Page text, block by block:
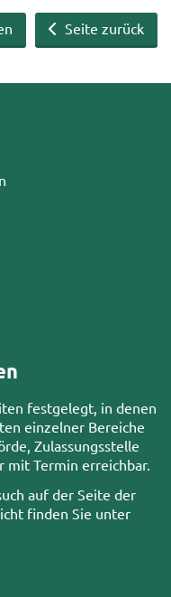
Seite zurück
festgelegt, in denen
einzelner Bereiche
Zulassungsstelle
mit Termin erreichbar.
auf der Seite der
finden Sie unter